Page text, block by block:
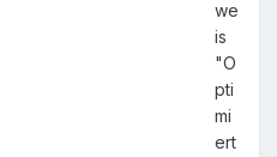
we
is
"O
pti
mi
ert